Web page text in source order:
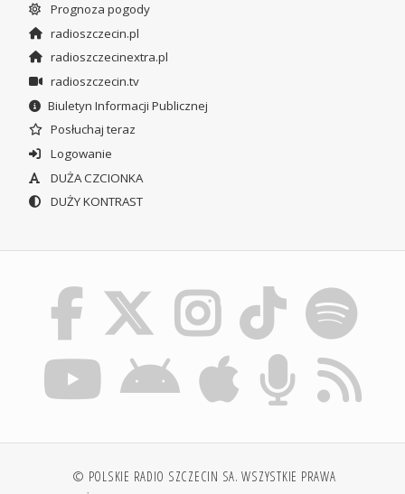
Prognoza pogody
radioszczecin.pl
radioszczecinextra.pl
radioszczecin.tv
Biuletyn Informacji Publicznej
Posłuchaj teraz
Logowanie
DUŻA CZCIONKA
DUŻY KONTRAST
© POLSKIE RADIO SZCZECIN SA. WSZYSTKIE PRAWA